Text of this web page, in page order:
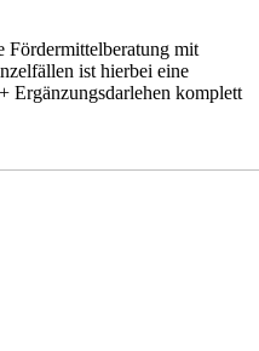
Fördermittelberatung mit
ist hierbei eine
Ergänzungsdarlehen komplett